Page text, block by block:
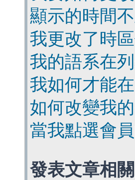
顯示的時間不
我更改了時
我的語系在
我如何才能
如何改變我
當我點選會
發表文章相